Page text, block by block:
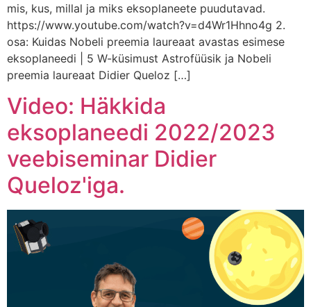
mis, kus, millal ja miks eksoplaneete puudutavad.
https://www.youtube.com/watch?v=d4Wr1Hhno4g 2.
osa: Kuidas Nobeli preemia laureaat avastas esimese
eksoplaneedi | 5 W-küsimust Astrofüüsik ja Nobeli
preemia laureaat Didier Queloz […]
Video: Häkkida
eksoplaneedi 2022/2023
veebiseminar Didier
Queloz'iga.